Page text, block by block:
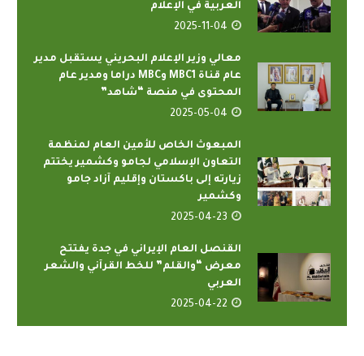
العربية في الإعلام
2025-11-04
معالي وزير الإعلام البحريني يستقبل مدير
عام قناة MBC1 وMBC دراما ومدير عام
المحتوى في منصة “شاهد”
2025-05-04
المبعوث الخاص للأمين العام لمنظمة
التعاون الإسلامي لجامو وكشمير يختتم
زيارته إلى باكستان وإقليم آزاد جامو
وكشمير
2025-04-23
القنصل العام الإيراني في جدة يفتتح
معرض “والقلم” للخط القرآني والشعر
العربي
2025-04-22